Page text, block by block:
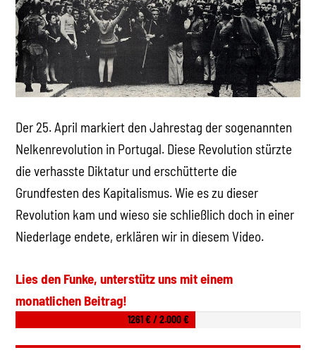
Der 25. April markiert den Jahrestag der sogenannten
Nelkenrevolution in Portugal. Diese Revolution stürzte
die verhasste Diktatur und erschütterte die
Grundfesten des Kapitalismus. Wie es zu dieser
Revolution kam und wieso sie schließlich doch in einer
Niederlage endete, erklären wir in diesem Video.
Lies den Funke, unterstütz uns mit einem
monatlichen Beitrag!
1261 € / 2.000 €